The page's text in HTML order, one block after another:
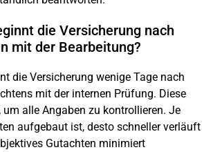
die Versicherung nach
mit der Bearbeitung?
die Versicherung wenige Tage nach
mit der internen Prüfung. Diese
alle Angaben zu kontrollieren. Je
aufgebaut ist, desto schneller verläuft
Gutachten minimiert